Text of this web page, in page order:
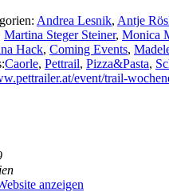
Andrea Lesnik, Antje
Martina Steger Steiner, Monica
Hack, Coming Events,
Caorle, Pettrail, Pizza&Pasta,
event/trail-
anzeigen